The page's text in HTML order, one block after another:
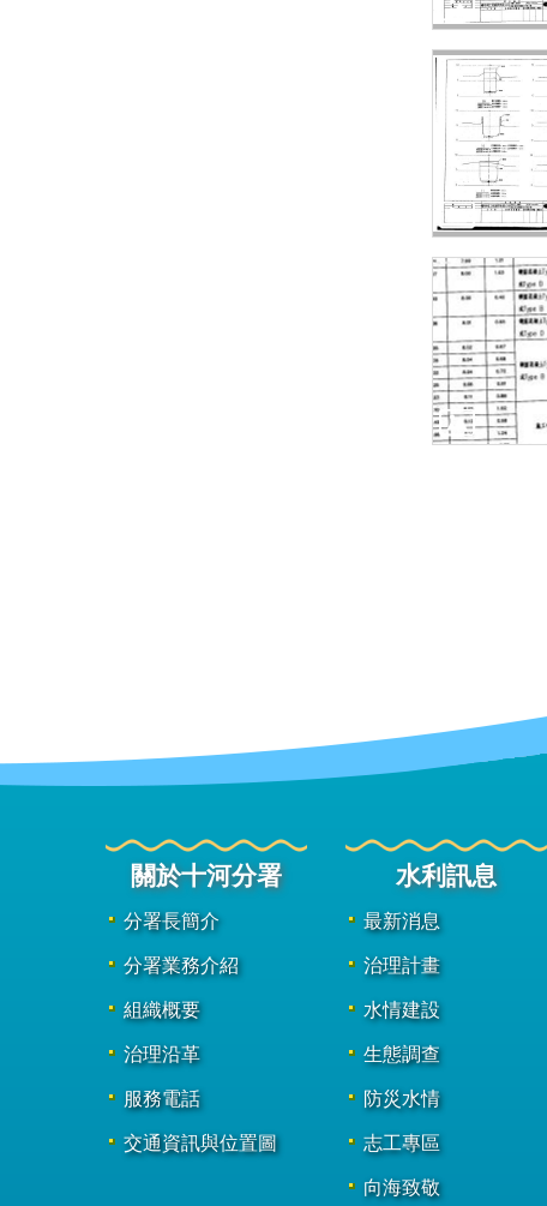
關於十河分署
分署長簡介
分署業務介紹
組織概要
治理沿革
服務電話
交通資訊與位置圖
水利訊息
最新消息
治理計畫
水情建設
生態調查
防災水情
志工專區
向海致敬